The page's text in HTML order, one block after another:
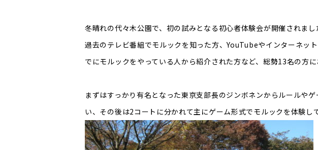
冬晴れの代々木公園で、初の試みとなる初心者体験会が開催されまし
過去のテレビ番組でモルックを知った方、YouTubeやインターネッ
でにモルックをやっている人から紹介された方など、総勢13名の方に
まずはすっかり有名となった東京支部長のジンボネンからルールや
い、その後は2コートに分かれて主にゲーム形式でモルックを体験し